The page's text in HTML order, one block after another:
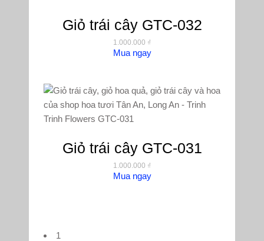
Giỏ trái cây GTC-032
1.000.000 ₫
Mua ngay
Giỏ trái cây GTC-031
1.000.000 ₫
Mua ngay
1